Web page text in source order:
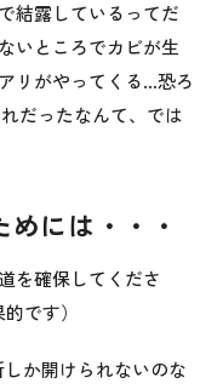
結露しているってだ
いところでカビが生
リがやってくる…恐ろ
だったなんて、では
には・・・
を確保してくださ
です）
しか開けられないのな